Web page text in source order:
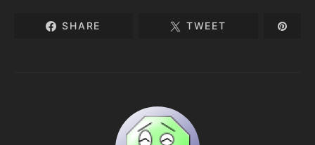
SHARE TWEET